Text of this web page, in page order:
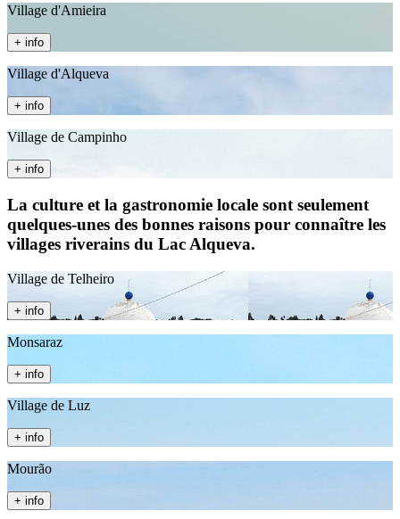
Village d'Amieira
+ info
Village d'Alqueva
+ info
Village de Campinho
+ info
La culture et la gastronomie locale sont seulement
quelques-unes des bonnes raisons pour connaître les
villages riverains du Lac Alqueva.
Village de Telheiro
+ info
Monsaraz
+ info
Village de Luz
+ info
Mourão
+ info